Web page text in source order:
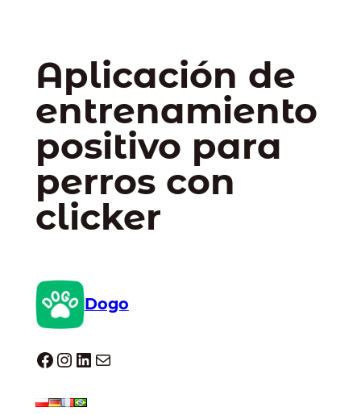
Aplicación de
entrenamiento
positivo para
perros con
clicker
Dogo
Dogo facebook InstagramLinkedIn Correo electrónico